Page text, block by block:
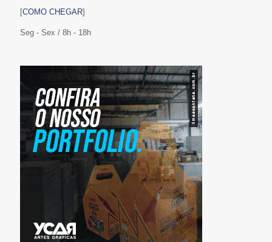
[COMO CHEGAR]
Seg - Sex / 8h - 18h